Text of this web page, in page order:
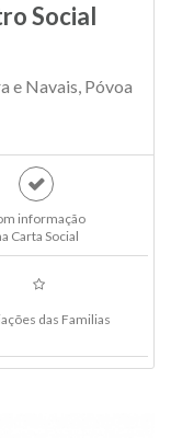
Social
e Navais, Póvoa
informação
Carta Social
das Familias